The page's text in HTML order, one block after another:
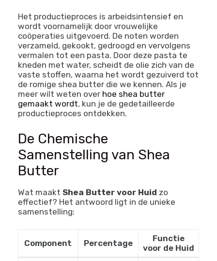
Het productieproces is arbeidsintensief en
wordt voornamelijk door vrouwelijke
coöperaties uitgevoerd. De noten worden
verzameld, gekookt, gedroogd en vervolgens
vermalen tot een pasta. Door deze pasta te
kneden met water, scheidt de olie zich van de
vaste stoffen, waarna het wordt gezuiverd tot
de romige shea butter die we kennen. Als je
meer wilt weten over hoe shea butter
gemaakt wordt, kun je de gedetailleerde
productieproces ontdekken.
De Chemische
Samenstelling van Shea
Butter
Wat maakt Shea Butter voor Huid zo
effectief? Het antwoord ligt in de unieke
samenstelling:
Component Percentage
Functie
voor de Huid